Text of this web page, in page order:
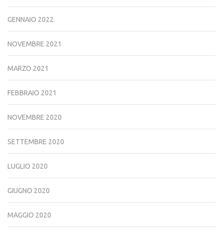
GENNAIO 2022
NOVEMBRE 2021
MARZO 2021
FEBBRAIO 2021
NOVEMBRE 2020
SETTEMBRE 2020
LUGLIO 2020
GIUGNO 2020
MAGGIO 2020